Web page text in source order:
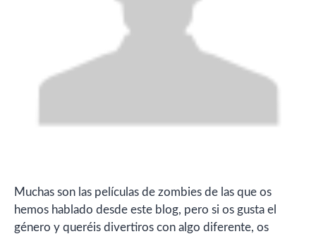
Muchas son las películas de zombies de las que os
hemos hablado desde este blog, pero si os gusta el
género y queréis divertiros con algo diferente, os